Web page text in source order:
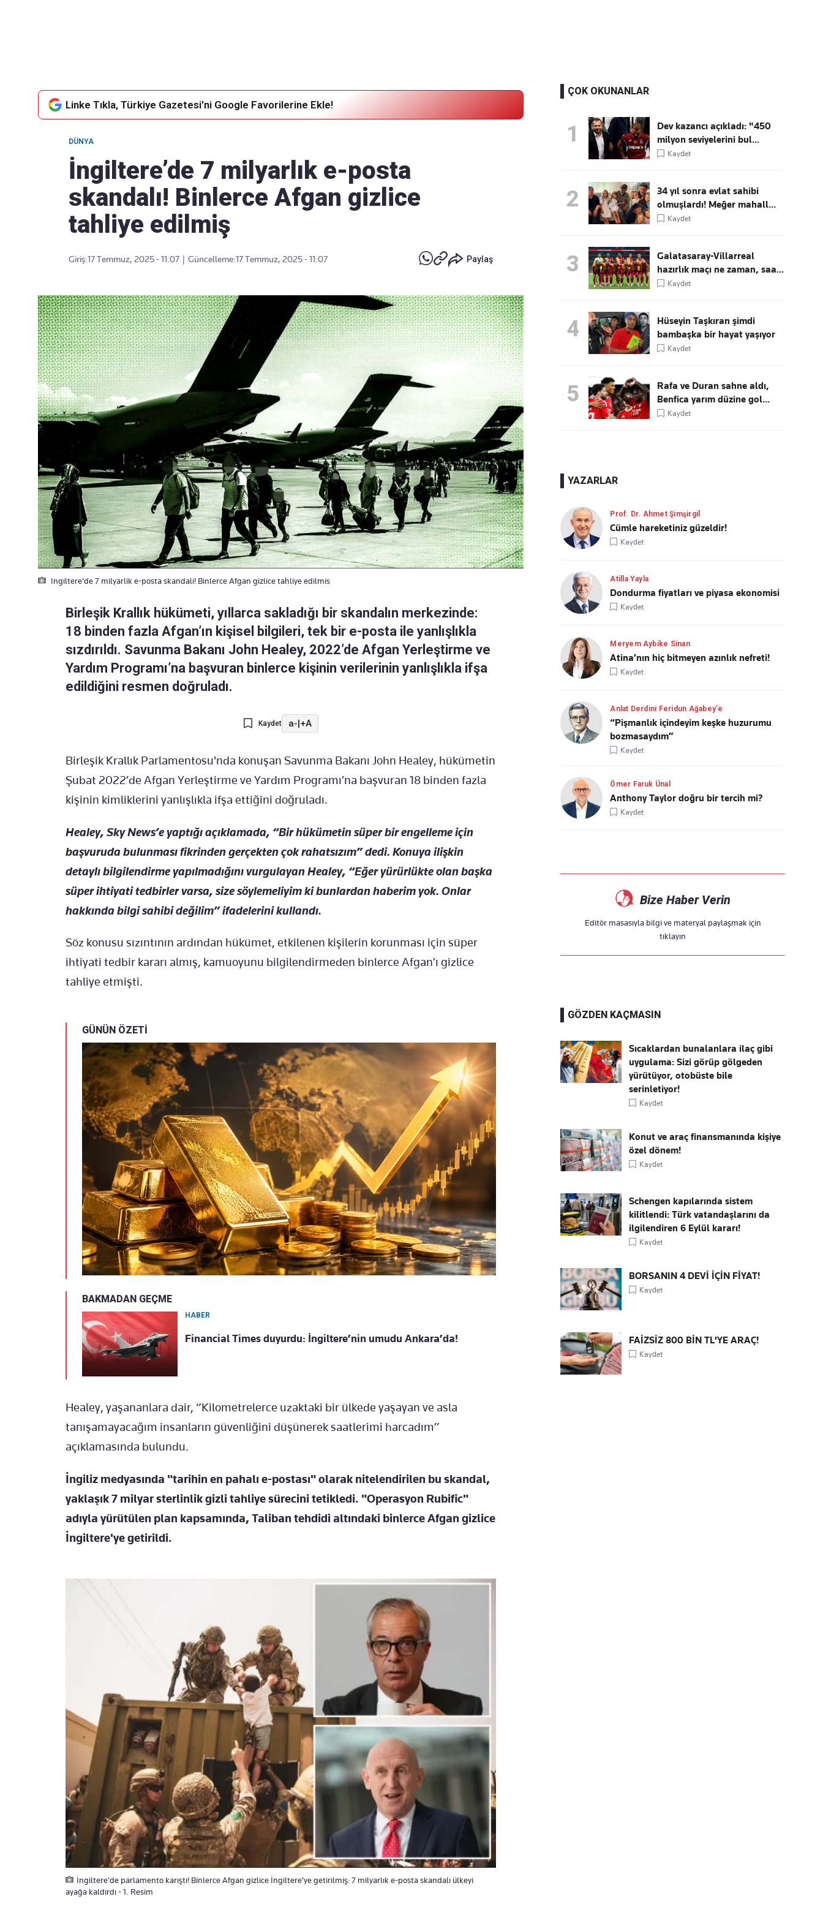
Linke Tıkla, Türkiye Gazetesi'ni Google Favorilerine Ekle!
DÜNYA
İngiltere’de 7 milyarlık e-posta
skandalı! Binlerce Afgan gizlice
tahliye edilmiş
Giriş:17 Temmuz, 2025 - 11:07 Güncelleme:17 Temmuz, 2025 - 11:07 Paylaş
Ingiltere’de 7 milyarlik e-posta skandali! Binlerce Afgan gizlice tahliye edilmis
Birleşik Krallık hükümeti, yıllarca sakladığı bir skandalın merkezinde:
18 binden fazla Afgan’ın kişisel bilgileri, tek bir e-posta ile yanlışlıkla
sızdırıldı. Savunma Bakanı John Healey, 2022’de Afgan Yerleştirme ve
Yardım Programı’na başvuran binlerce kişinin verilerinin yanlışlıkla ifşa
edildiğini resmen doğruladı.
Kaydet a-|+A
Birleşik Krallık Parlamentosu'nda konuşan Savunma Bakanı John Healey, hükümetin
Şubat 2022’de Afgan Yerleştirme ve Yardım Programı’na başvuran 18 binden fazla
kişinin kimliklerini yanlışlıkla ifşa ettiğini doğruladı.
Healey, Sky News’e yaptığı açıklamada, “Bir hükümetin süper bir engelleme için
başvuruda bulunması fikrinden gerçekten çok rahatsızım” dedi. Konuya ilişkin
detaylı bilgilendirme yapılmadığını vurgulayan Healey, “Eğer yürürlükte olan başka
süper ihtiyati tedbirler varsa, size söylemeliyim ki bunlardan haberim yok. Onlar
hakkında bilgi sahibi değilim” ifadelerini kullandı.
Söz konusu sızıntının ardından hükümet, etkilenen kişilerin korunması için süper
ihtiyati tedbir kararı almış, kamuoyunu bilgilendirmeden binlerce Afgan’ı gizlice
tahliye etmişti.
GÜNÜN ÖZETİ
BAKMADAN GEÇME
HABER
Financial Times duyurdu: İngiltere’nin umudu Ankara’da!
Healey, yaşananlara dair, “Kilometrelerce uzaktaki bir ülkede yaşayan ve asla
tanışamayacağım insanların güvenliğini düşünerek saatlerimi harcadım”
açıklamasında bulundu.
İngiliz medyasında "tarihin en pahalı e-postası" olarak nitelendirilen bu skandal,
yaklaşık 7 milyar sterlinlik gizli tahliye sürecini tetikledi. "Operasyon Rubific"
adıyla yürütülen plan kapsamında, Taliban tehdidi altındaki binlerce Afgan gizlice
İngiltere'ye getirildi.
İngiltere'de parlamento karıştı! Binlerce Afgan gizlice İngiltere’ye getirilmiş: 7 milyarlık e-posta skandalı ülkeyi
ayağa kaldırdı - 1. Resim
ÇOK OKUNANLAR
1
Dev kazancı açıkladı: "450
milyon seviyelerini bul...
Kaydet
2
34 yıl sonra evlat sahibi
olmuşlardı! Meğer mahall...
Kaydet
3
Galatasaray-Villarreal
hazırlık maçı ne zaman, saa...
Kaydet
4
Hüseyin Taşkıran şimdi
bambaşka bir hayat yaşıyor
Kaydet
5
Rafa ve Duran sahne aldı,
Benfica yarım düzine gol...
Kaydet
YAZARLAR
Prof. Dr. Ahmet Şimşirgil
Cümle hareketiniz güzeldir!
Kaydet
Atilla Yayla
Dondurma fiyatları ve piyasa ekonomisi
Kaydet
Meryem Aybike Sinan
Atina’nın hiç bitmeyen azınlık nefreti!
Kaydet
Anlat Derdini Feridun Ağabey'e
“Pişmanlık içindeyim keşke huzurumu
bozmasaydım”
Kaydet
Ömer Faruk Ünal
Anthony Taylor doğru bir tercih mi?
Kaydet
Bize Haber Verin
Editör masasıyla bilgi ve materyal paylaşmak için
tıklayın
GÖZDEN KAÇMASIN
Sıcaklardan bunalanlara ilaç gibi
uygulama: Sizi görüp gölgeden
yürütüyor, otobüste bile
serinletiyor!
Kaydet
Konut ve araç finansmanında kişiye
özel dönem!
Kaydet
Schengen kapılarında sistem
kilitlendi: Türk vatandaşlarını da
ilgilendiren 6 Eylül kararı!
Kaydet
BORSANIN 4 DEVİ İÇİN FİYAT!
Kaydet
FAİZSİZ 800 BİN TL'YE ARAÇ!
Kaydet